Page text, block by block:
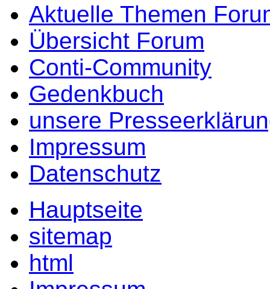
Aktuelle Themen
Übersicht Forum
Conti-Community
Gedenkbuch
unsere
Impressum
Datenschutz
Hauptseite
sitemap
html